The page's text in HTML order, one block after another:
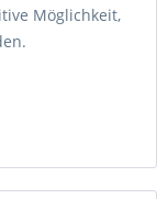
Möglichkeit,